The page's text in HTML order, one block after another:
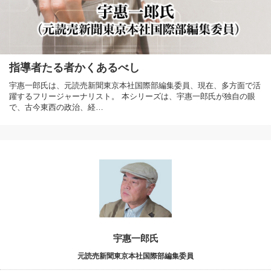
指導者たる者かくあるべし
宇惠一郎氏は、元読売新聞東京本社国際部編集委員、現在、多方面で活
躍するフリージャーナリスト。 本シリーズは、宇惠一郎氏が独自の眼
で、古今東西の政治、経…
宇惠一郎氏
元読売新聞東京本社国際部編集委員